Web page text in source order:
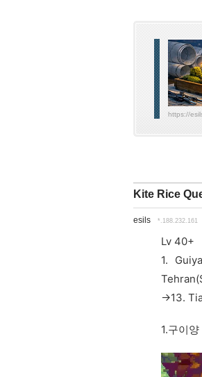
https://
Kite Rice
esils *.188.232.161
Lv 40+
1.
->13.
1.구이